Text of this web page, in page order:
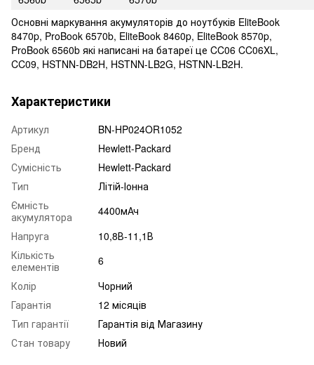
Основні маркування акумуляторів до ноутбуків EliteBook
8470p, ProBook 6570b, EliteBook 8460p, EliteBook 8570p,
ProBook 6560b які написані на батареї це CC06 CC06XL,
CC09, HSTNN-DB2H, HSTNN-LB2G, HSTNN-LB2H.
Характеристики
Артикул
BN-HP024OR1052
Бренд
Hewlett-Packard
Сумісність
Hewlett-Packard
Тип
Літій-Іонна
Ємність
акумулятора
4400мАч
Напруга
10,8В-11,1В
Кількість
елементів
6
Колір
Чорний
Гарантія
12 місяців
Тип гарантії
Гарантія від Магазину
Стан товару
Новий